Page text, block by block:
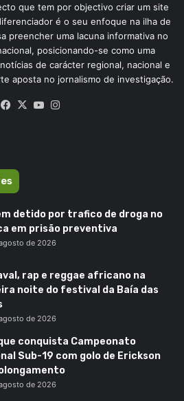
que tem por objectivo criar um site
é o seu enfoque na ilha de
preencher uma lacuna informativa no
posicionando-se como uma
de carácter regional, nacional e
aposta no jornalismo de investigação.
Facebook
X YouTube
detido por trafico de droga no
em prisão preventiva
de 2026
rap e reggae africano na
noite do festival da Baía das
de 2026
conquista Campeonato
Sub-19 com golo de Erickson
de 2026